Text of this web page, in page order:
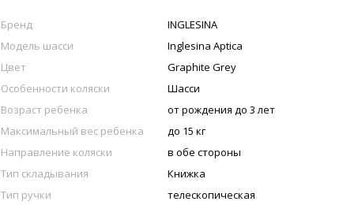
Бренд
INGLESINA
Модель шасси
Inglesina Aptica
Цвет
Graphite Grey
Особенности коляски
Шасси
Возраст ребенка
от рождения до 3 лет
Максимальный вес ребенка
до 15 кг
Направление коляски
в обе стороны
Тип складывания
Книжка
Тип ручки
телескопическая